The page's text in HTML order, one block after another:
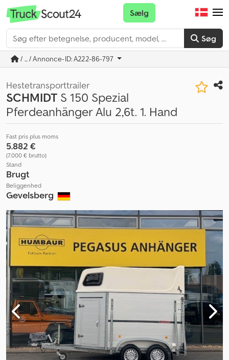
Søg
Sælg
/ ... / Annonce-ID: A222-86-797
Hestetransporttrailer
SCHMIDT S 150 Spezial
Pferdeanhänger Alu 2,6t. 1. Hand
Fast pris plus moms
5.882 €
(7.000 € brutto)
Stand
Brugt
Beliggenhed
Gevelsberg